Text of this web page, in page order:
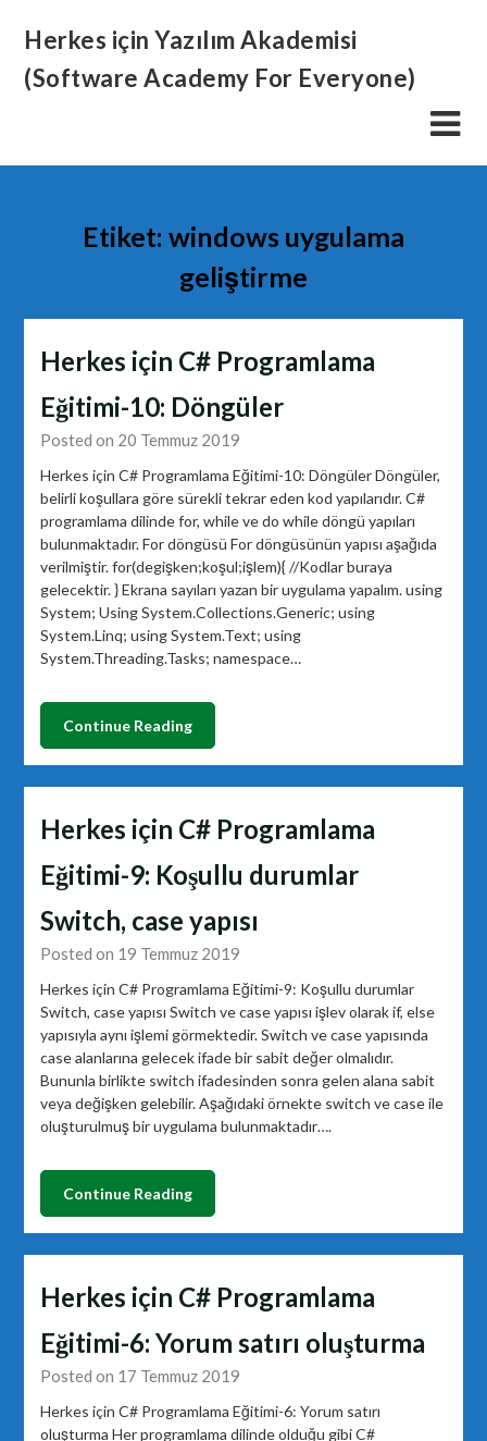
content
Herkes için Yazılım Akademisi
(Software Academy For Everyone)
Etiket: windows uygulama
geliştirme
Herkes için C# Programlama
Eğitimi-10: Döngüler
Posted on 20 Temmuz 2019
Herkes için C# Programlama Eğitimi-10: Döngüler Döngüler,
belirli koşullara göre sürekli tekrar eden kod yapılarıdır. C#
programlama dilinde for, while ve do while döngü yapıları
bulunmaktadır. For döngüsü For döngüsünün yapısı aşağıda
verilmiştir. for(degişken;koşul;işlem){ //Kodlar buraya
gelecektir. } Ekrana sayıları yazan bir uygulama yapalım. using
System; Using System.Collections.Generic; using
System.Linq; using System.Text; using
System.Threading.Tasks; namespace…
Continue Reading
Herkes için C# Programlama
Eğitimi-9: Koşullu durumlar
Switch, case yapısı
Posted on 19 Temmuz 2019
Herkes için C# Programlama Eğitimi-9: Koşullu durumlar
Switch, case yapısı Switch ve case yapısı işlev olarak if, else
yapısıyla aynı işlemi görmektedir. Switch ve case yapısında
case alanlarına gelecek ifade bir sabit değer olmalıdır.
Bununla birlikte switch ifadesinden sonra gelen alana sabit
veya değişken gelebilir. Aşağıdaki örnekte switch ve case ile
oluşturulmuş bir uygulama bulunmaktadır….
Continue Reading
Herkes için C# Programlama
Eğitimi-6: Yorum satırı oluşturma
Posted on 17 Temmuz 2019
Herkes için C# Programlama Eğitimi-6: Yorum satırı
oluşturma Her programlama dilinde olduğu gibi C#